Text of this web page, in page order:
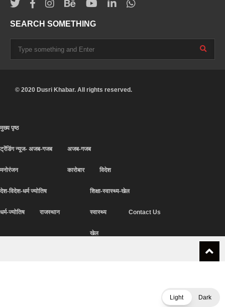
SEARCH SOMETHING
© 2020 Dusri Khabar. All rights reserved.
मुख्य पृष्ठ
ट्रेंडिंग न्यूज- अजब-गजब
मनोरंजन
अजब-गजब
कारोबार विदेश
देश-विदेश-धर्म ज्योतिष
धर्म-ज्योतिष राजस्थान
शिक्षा-स्वास्थ्य-खेल
स्वास्थ्य
खेल
Contact Us
Light Dark